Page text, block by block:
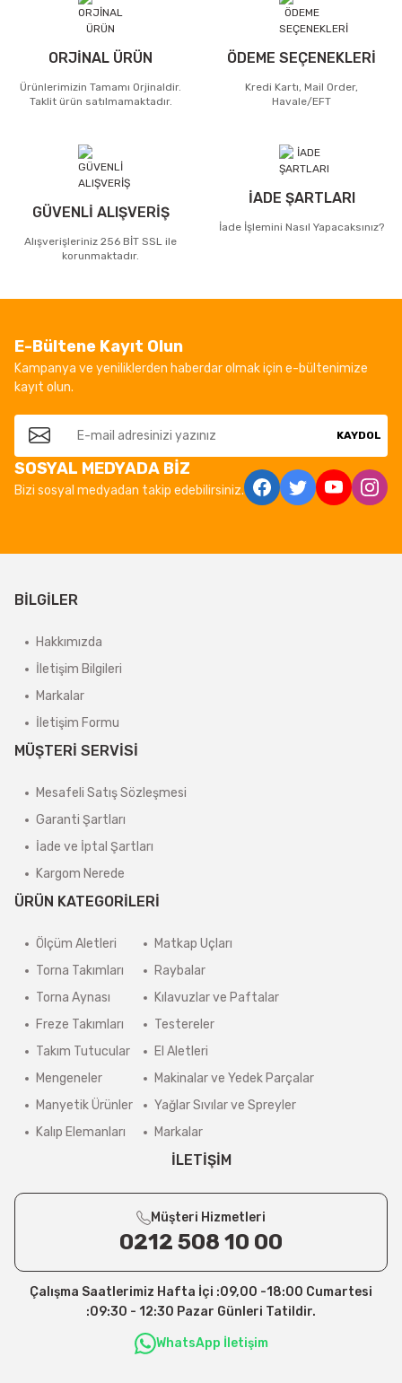
ORJİNAL ÜRÜN
Ürünlerimizin Tamamı Orjinaldir.
Taklit ürün satılmamaktadır.
ÖDEME SEÇENEKLERİ
Kredi Kartı, Mail Order,
Havale/EFT
GÜVENLİ ALIŞVERİŞ
Alışverişleriniz 256 BİT SSL ile
korunmaktadır.
İADE ŞARTLARI
İade İşlemini Nasıl Yapacaksınız?
E-Bültene Kayıt Olun
Kampanya ve yeniliklerden haberdar olmak için e-bültenimize
kayıt olun.
KAYDOL
SOSYAL MEDYADA BİZ
Bizi sosyal medyadan takip edebilirsiniz.
BİLGİLER
Hakkımızda
İletişim Bilgileri
Markalar
İletişim Formu
MÜŞTERİ SERVİSİ
Mesafeli Satış Sözleşmesi
Garanti Şartları
İade ve İptal Şartları
Kargom Nerede
ÜRÜN KATEGORİLERİ
Ölçüm Aletleri
Torna Takımları
Torna Aynası
Freze Takımları
Takım Tutucular
Mengeneler
Manyetik Ürünler
Kalıp Elemanları
Matkap Uçları
Raybalar
Kılavuzlar ve Paftalar
Testereler
El Aletleri
Makinalar ve Yedek Parçalar
Yağlar Sıvılar ve Spreyler
Markalar
İLETİŞİM
Müşteri Hizmetleri
0212 508 10 00
Çalışma Saatlerimiz Hafta İçi :09,00 -18:00 Cumartesi
:09:30 - 12:30 Pazar Günleri Tatildir.
WhatsApp İletişim